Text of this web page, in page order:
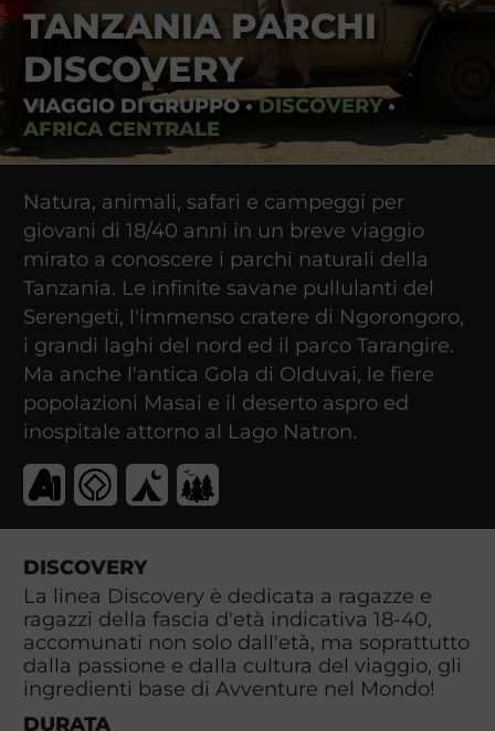
TANZANIA PARCHI
DISCOVERY
VIAGGIO DI GRUPPO•DISCOVERY•
AFRICA CENTRALE
Natura, animali, safari e campeggi per
giovani di 18/40 anni in un breve viaggio
mirato a conoscere i parchi naturali della
Tanzania. Le infinite savane pullulanti del
Serengeti, l'immenso cratere di Ngorongoro,
i grandi laghi del nord ed il parco Tarangire.
Ma anche l'antica Gola di Olduvai, le fiere
popolazioni Masai e il deserto aspro ed
inospitale attorno al Lago Natron.
DISCOVERY
La linea Discovery è dedicata a ragazze e
ragazzi della fascia d'età indicativa 18-40,
accomunati non solo dall'età, ma soprattutto
dalla passione e dalla cultura del viaggio, gli
ingredienti base di Avventure nel Mondo!
DURATA